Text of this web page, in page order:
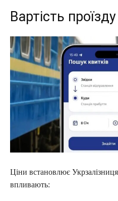
Вартість проїзду
Ціни встановлює
впливають: